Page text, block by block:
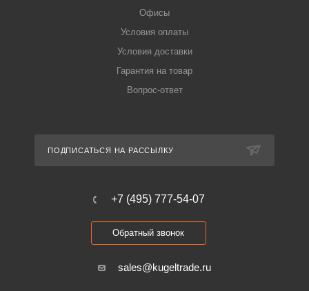
Офисы
Условия оплаты
Условия доставки
Гарантия на товар
Вопрос-ответ
ПОДПИСАТЬСЯ НА РАССЫЛКУ
+7 (495) 777-54-07
Обратный звонок
sales@kugeltrade.ru